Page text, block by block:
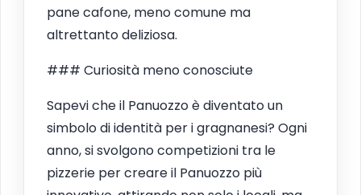
pane cafone, meno comune ma
altrettanto deliziosa.
### Curiosità meno conosciute
Sapevi che il Panuozzo è diventato un
simbolo di identità per i gragnanesi? Ogni
anno, si svolgono competizioni tra le
pizzerie per creare il Panuozzo più